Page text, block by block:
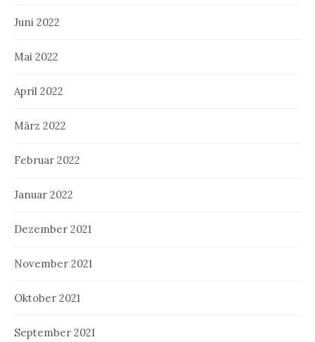
Juni 2022
Mai 2022
April 2022
März 2022
Februar 2022
Januar 2022
Dezember 2021
November 2021
Oktober 2021
September 2021